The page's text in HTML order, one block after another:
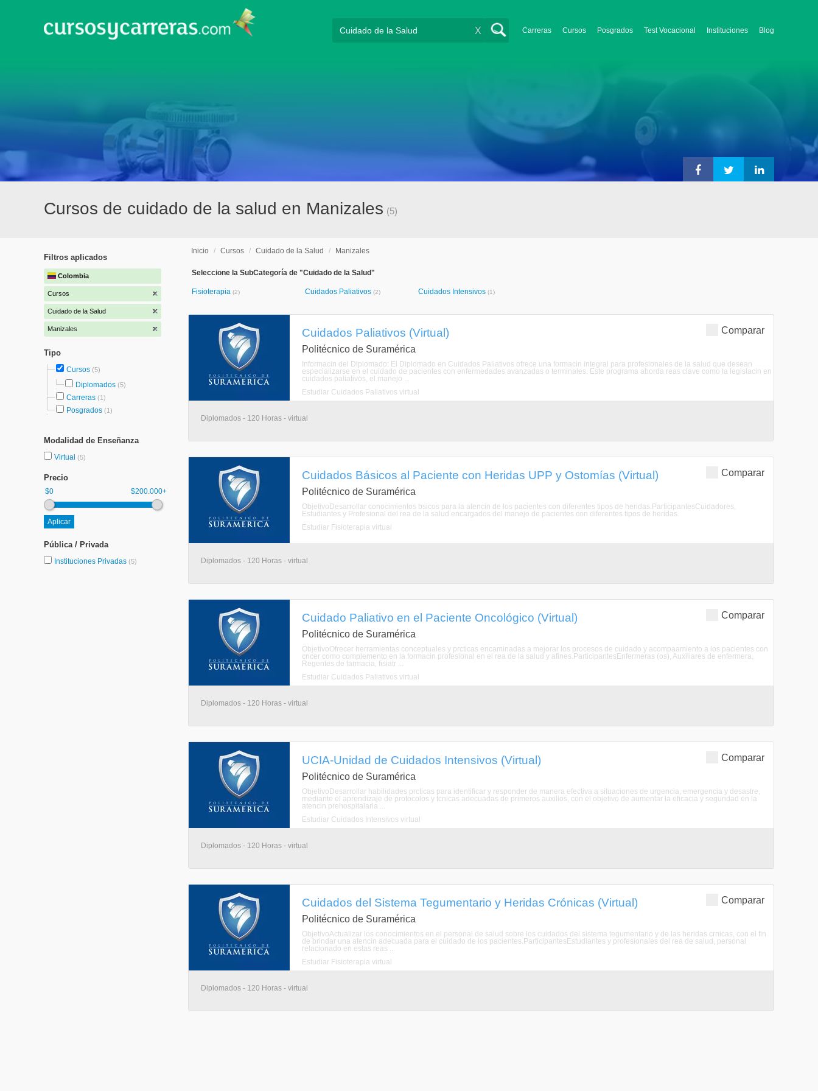
Carreras Cursos Posgrados Test Vocacional Instituciones Blog
X
Cursos de cuidado de la salud en Manizales (5)
Filtros aplicados
Colombia
Cursos
Cuidado de la Salud
Manizales
Tipo
Cursos (5)
Diplomados (5)
Carreras (1)
Posgrados (1)
Modalidad de Enseñanza
Virtual (5)
Precio
$0 $200.000+
Pública / Privada
Instituciones Privadas (5)
Inicio / Cursos / Cuidado de la Salud / Manizales
Seleccione la SubCategoría de "Cuidado de la Salud"
Fisioterapia (2) Cuidados Paliativos (2) Cuidados Intensivos (1)
Comparar
Cuidados Paliativos (Virtual)
Politécnico de Suramérica
Informacin del Diplomado: El Diplomado en Cuidados Paliativos ofrece una formacin integral para profesionales de la salud que desean
especializarse en el cuidado de pacientes con enfermedades avanzadas o terminales. Este programa aborda reas clave como la legislacin en
cuidados paliativos, el manejo ...
Estudiar Cuidados Paliativos virtual
Diplomados - 120 Horas - virtual
Comparar
Cuidados Básicos al Paciente con Heridas UPP y Ostomías (Virtual)
Politécnico de Suramérica
ObjetivoDesarrollar conocimientos bsicos para la atencin de los pacientes con diferentes tipos de heridas.ParticipantesCuidadores,
Estudiantes y Profesional del rea de la salud encargados del manejo de pacientes con diferentes tipos de heridas.
Estudiar Fisioterapia virtual
Diplomados - 120 Horas - virtual
Comparar
Cuidado Paliativo en el Paciente Oncológico (Virtual)
Politécnico de Suramérica
ObjetivoOfrecer herramientas conceptuales y prcticas encaminadas a mejorar los procesos de cuidado y acompaamiento a los pacientes con
cncer como complemento en la formacin profesional en el rea de la salud y afines.ParticipantesEnfermeras (os), Auxiliares de enfermera,
Regentes de farmacia, fisiatr ...
Estudiar Cuidados Paliativos virtual
Diplomados - 120 Horas - virtual
Comparar
UCIA-Unidad de Cuidados Intensivos (Virtual)
Politécnico de Suramérica
ObjetivoDesarrollar habilidades prcticas para identificar y responder de manera efectiva a situaciones de urgencia, emergencia y desastre,
mediante el aprendizaje de protocolos y tcnicas adecuadas de primeros auxilios, con el objetivo de aumentar la eficacia y seguridad en la
atencin prehospitalaria ...
Estudiar Cuidados Intensivos virtual
Diplomados - 120 Horas - virtual
Comparar
Cuidados del Sistema Tegumentario y Heridas Crónicas (Virtual)
Politécnico de Suramérica
ObjetivoActualizar los conocimientos en el personal de salud sobre los cuidados del sistema tegumentario y de las heridas crnicas, con el fin
de brindar una atencin adecuada para el cuidado de los pacientes.ParticipantesEstudiantes y profesionales del rea de salud, personal
relacionado en estas reas ...
Estudiar Fisioterapia virtual
Diplomados - 120 Horas - virtual